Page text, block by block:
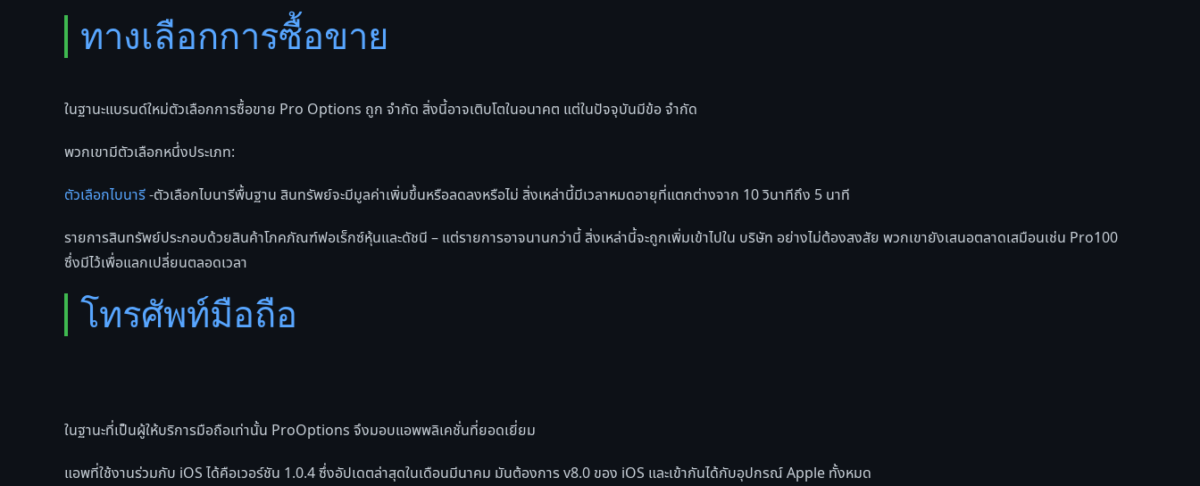
ทางเลือกการซื้อขาย
ในฐานะแบรนด์ใหม่ตัวเลือกการซื้อขาย Pro Options ถูก จำกัด สิ่งนี้อาจเติบโตในอนาคต แต่ในปัจจุบันมีข้อ จำกัด
พวกเขามีตัวเลือกหนึ่งประเภท:
ตัวเลือกไบนารี-ตัวเลือกไบนารีพื้นฐาน สินทรัพย์จะมีมูลค่าเพิ่มขึ้นหรือลดลงหรือไม่ สิ่งเหล่านี้มีเวลาหมดอายุที่แตกต่างจาก 10 วินาทีถึง 5 นาที
รายการสินทรัพย์ประกอบด้วยสินค้าโภคภัณฑ์ฟอเร็กซ์หุ้นและดัชนี – แต่รายการอาจนานกว่านี้ สิ่งเหล่านี้จะถูกเพิ่มเข้าไปใน บริษัท อย่างไม่ต้องสงสัย พวกเขายังเสนอตลาดเสมือนเช่น Pro100
ซึ่งมีไว้เพื่อแลกเปลี่ยนตลอดเวลา
โทรศัพท์มือถือ
ในฐานะที่เป็นผู้ให้บริการมือถือเท่านั้น ProOptions จึงมอบแอพพลิเคชั่นที่ยอดเยี่ยม
แอพที่ใช้งานร่วมกับ iOS ได้คือเวอร์ชัน 1.0.4 ซึ่งอัปเดตล่าสุดในเดือนมีนาคม มันต้องการ v8.0 ของ iOS และเข้ากันได้กับอุปกรณ์ Apple ทั้งหมด